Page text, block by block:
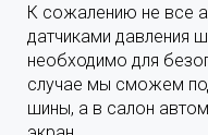
К сожалению не все
датчиками давления
необходимо для
случае мы сможем
шины, а в салон